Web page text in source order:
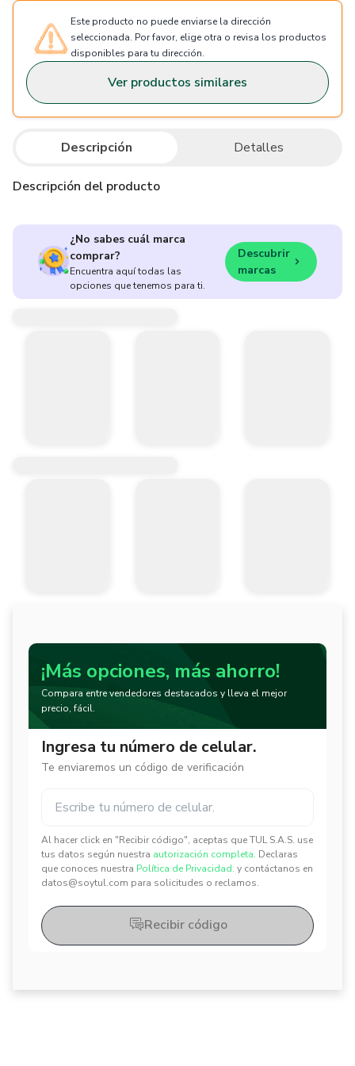
Este producto no puede enviarse la dirección
seleccionada. Por favor, elige otra o revisa los productos
disponibles para tu dirección.
Ver productos similares
Descripción Detalles
Descripción del producto
¿No sabes cuál marca
comprar?
Encuentra aquí todas las
opciones que tenemos para ti.
Descubrir
marcas
¡Más opciones, más ahorro!
Compara entre vendedores destacados y lleva el mejor
precio, fácil.
Ingresa tu número de celular.
Te enviaremos un código de verificación
Al hacer click en "Recibir código", aceptas que TUL S.A.S. use
tus datos según nuestra autorización completa. Declaras
que conoces nuestra Política de Privacidad. y contáctanos en
datos@soytul.com para solicitudes o reclamos.
✕
✕
Recibir código